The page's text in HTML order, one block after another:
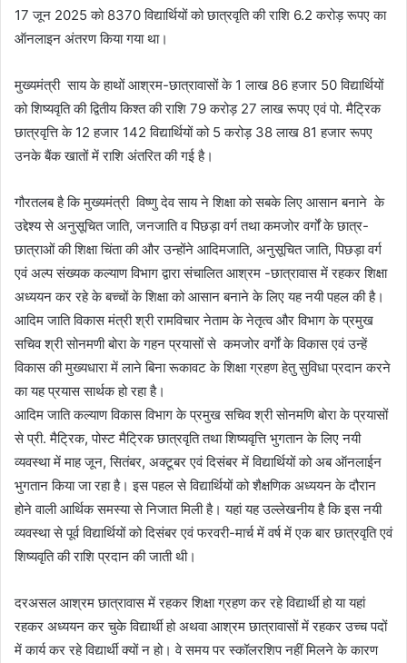
17 जून 2025 को 8370 विद्यार्थियों को छात्रवृति की राशि 6.2 करोड़ रूपए का
ऑनलाइन अंतरण किया गया था।
मुख्यमंत्री साय के हाथों आश्रम-छात्रावासों के 1 लाख 86 हजार 50 विद्यार्थियों
को शिष्यवृति की द्वितीय किश्त की राशि 79 करोड़ 27 लाख रूपए एवं पो. मैट्रिक
छात्रवृत्ति के 12 हजार 142 विद्यार्थियों को 5 करोड़ 38 लाख 81 हजार रूपए
उनके बैंक खातों में राशि अंतरित की गई है।
गौरतलब है कि मुख्यमंत्री विष्णु देव साय ने शिक्षा को सबके लिए आसान बनाने के
उद्देश्य से अनुसूचित जाति, जनजाति व पिछड़ा वर्ग तथा कमजोर वर्गों के छात्र-
छात्राओं की शिक्षा चिंता की और उन्होंने आदिमजाति, अनुसूचित जाति, पिछड़ा वर्ग
एवं अल्प संख्यक कल्याण विभाग द्वारा संचालित आश्रम -छात्रावास में रहकर शिक्षा
अध्ययन कर रहे के बच्चों के शिक्षा को आसान बनाने के लिए यह नयी पहल की है।
आदिम जाति विकास मंत्री श्री रामविचार नेताम के नेतृत्व और विभाग के प्रमुख
सचिव श्री सोनमणी बोरा के गहन प्रयासों से कमजोर वर्गाें के विकास एवं उन्हें
विकास की मुख्यधारा में लाने बिना रूकावट के शिक्षा ग्रहण हेतु सुविधा प्रदान करने
का यह प्रयास सार्थक हो रहा है।
आदिम जाति कल्याण विकास विभाग के प्रमुख सचिव श्री सोनमणि बोरा के प्रयासों
से प्री. मैट्रिक, पोस्ट मैट्रिक छात्रवृति तथा शिष्यवृत्ति भुगतान के लिए नयी
व्यवस्था में माह जून, सितंबर, अक्टूबर एवं दिसंबर में विद्यार्थियों को अब ऑनलाईन
भुगतान किया जा रहा है। इस पहल से विद्यार्थियों को शैक्षणिक अध्ययन के दौरान
होने वाली आर्थिक समस्या से निजात मिली है। यहां यह उल्लेखनीय है कि इस नयी
व्यवस्था से पूर्व विद्यार्थियों को दिसंबर एवं फरवरी-मार्च में वर्ष में एक बार छात्रवृति एवं
शिष्यवृति की राशि प्रदान की जाती थी।
दरअसल आश्रम छात्रावास में रहकर शिक्षा ग्रहण कर रहे विद्यार्थी हो या यहां
रहकर अध्ययन कर चुके विद्यार्थी हो अथवा आश्रम छात्रावासों में रहकर उच्च पदों
में कार्य कर रहे विद्यार्थी क्यों न हो। वे समय पर स्कॉलरशिप नहीं मिलने के कारण